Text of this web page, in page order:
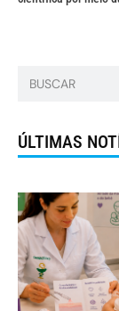
ÚLTIMAS